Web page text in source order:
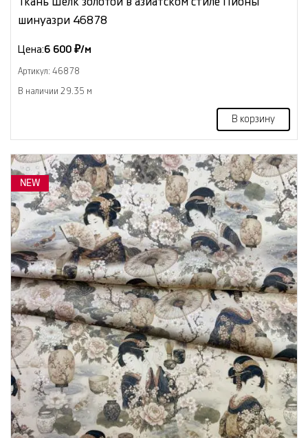
шинуазри 46878
Цена:6 600 ₽/м
Артикул: 46878
В наличии 29.35 м
В корзину
NEW